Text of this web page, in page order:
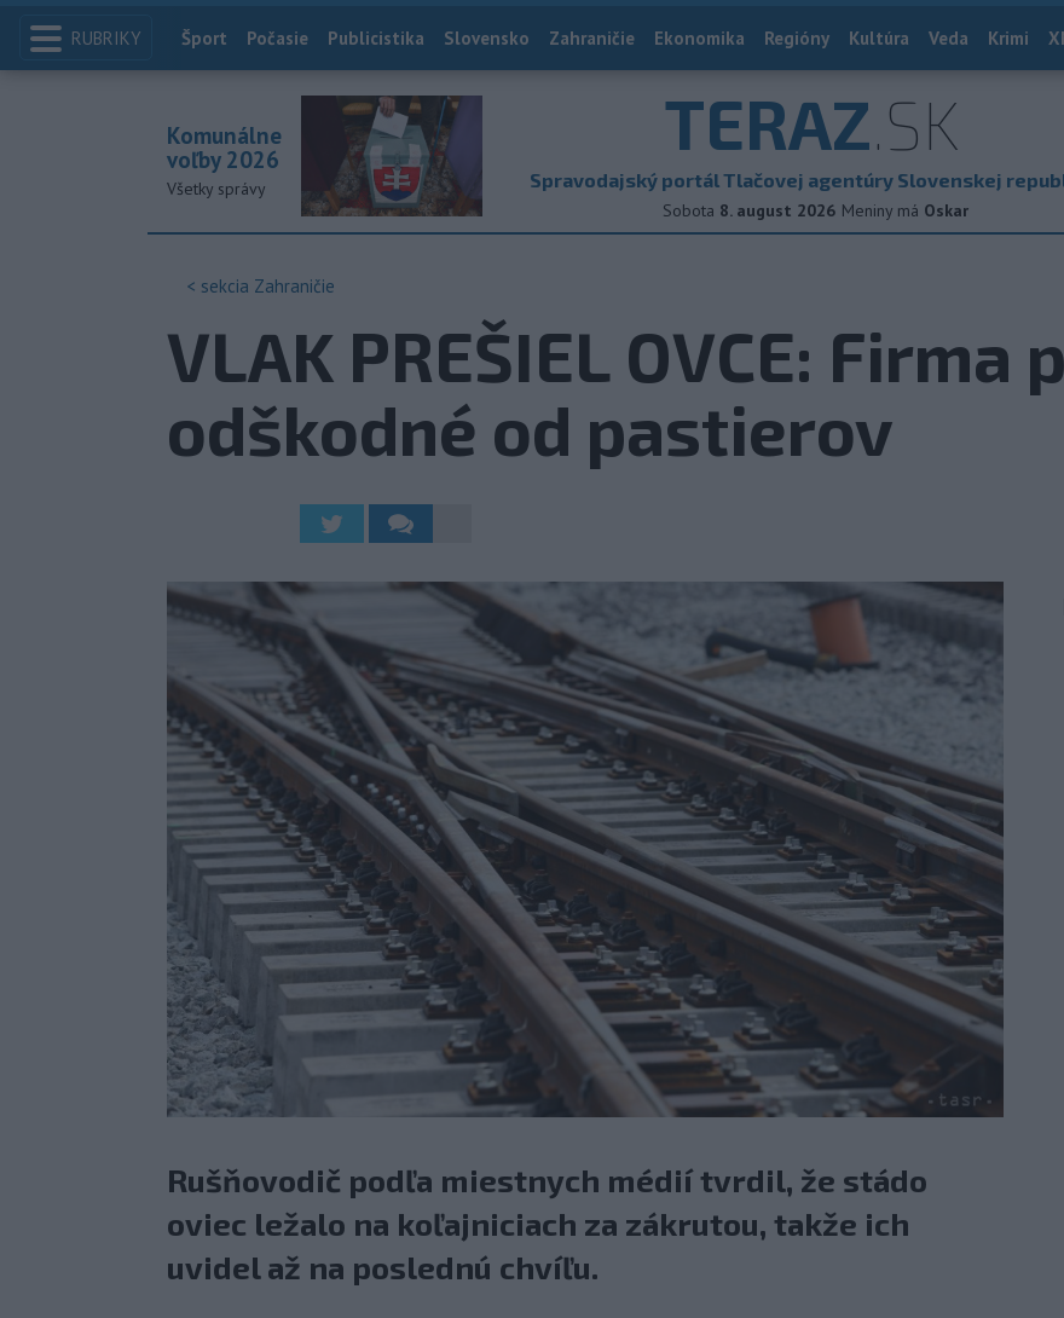
RUBRIKY Index
Šport Počasie Publicistika Slovensko Zahraničie Ekonomika Regióny Kultúra Veda Krimi
TERAZ.SK
Spravodajský portál Tlačovej agentúry Slovenskej
Sobota 8. august 2026 Meniny má Oskar
Komunálne
voľby 2026
Všetky správy
< sekcia Zahraničie
VLAK PREŠIEL OVCE: Firma
odškodné od pastierov
Rušňovodič podľa miestnych médií tvrdil, že stádo
oviec ležalo na koľajniciach za zákrutou, takže ich
uvidel až na poslednú chvíľu.